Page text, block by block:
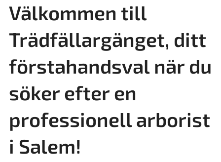
Välkommen till
Trädfällargänget, ditt
förstahandsval när du
söker efter en
professionell arborist
i Salem!